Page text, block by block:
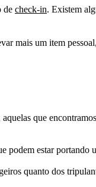
de check-in. Existem
mais um item
que
podem estar portando
quanto dos